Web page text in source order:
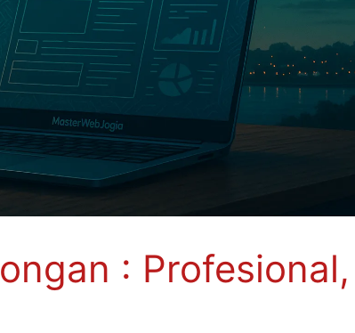
: Profesional,